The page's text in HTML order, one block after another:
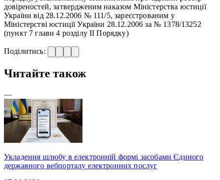
довіреностей, затвердженим наказом Міністерства юстиції
України від 28.12.2006 № 111/5, зареєстрованим у
Міністерстві юстиції України 28.12.2006 за № 1378/13252
(пункт 7 глави 4 розділу II Порядку)
Поділитись:
Читайте також
—
Укладення шлюбу в електронній формі засобами Єдиного
державного вебпорталу електронних послуг